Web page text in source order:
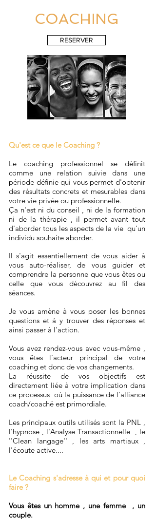
COACHING
RESERVER
Qu'est ce que le Coaching ?
Le coaching professionnel se définit
comme une relation suivie dans une
période définie qui vous permet d'obtenir
des résultats concrets et mesurables dans
votre vie privée ou professionnelle.
Ça n'est ni du conseil , ni de la formation
ni de la thérapie , il permet avant tout
d'aborder tous les aspects de la vie qu'un
individu souhaite aborder.
Il s'agit essentiellement de vous aider à
vous auto-réaliser, de vous guider et
comprendre la personne que vous êtes ou
celle que vous découvrez au fil des
séances.
Je vous amène à vous poser les bonnes
questions et à y trouver des réponses et
ainsi passer à l'action.
Vous avez rendez-vous avec vous-même ,
vous êtes l'acteur principal de votre
coaching et donc de vos changements.
La réussite de vos objectifs est
directement liée à votre implication dans
ce processus où la puissance de l'alliance
coach/coaché est primordiale.
Les principaux outils utilisés sont la PNL ,
l'hypnose , l'Analyse Transactionnelle , le
''Clean langage'' , les arts martiaux ,
l'écoute active....
Le Coaching s'adresse à qui et pour quoi
faire ?
Vous êtes un homme , une femme , un
couple.